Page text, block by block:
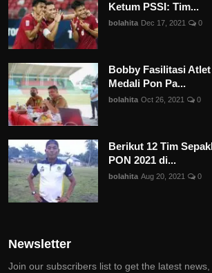
Ketum PSSI: Tim...
bolahita Dec 17, 2021 0
Bobby Fasilitasi
Medali Pon Pa...
bolahita Oct 26, 2021 0
Berikut 12 Tim
PON 2021 di...
bolahita Aug 20, 2021 0
Newsletter
Join our subscribers list to get the latest